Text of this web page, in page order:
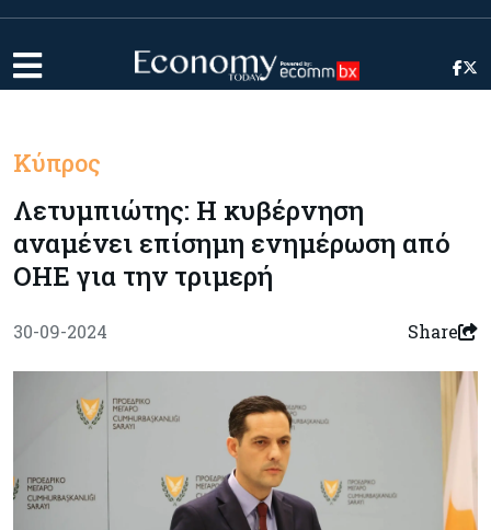
Κύπρος
Λετυμπιώτης: Η κυβέρνηση
αναμένει επίσημη ενημέρωση από
ΟΗΕ για την τριμερή
30-09-2024 Share